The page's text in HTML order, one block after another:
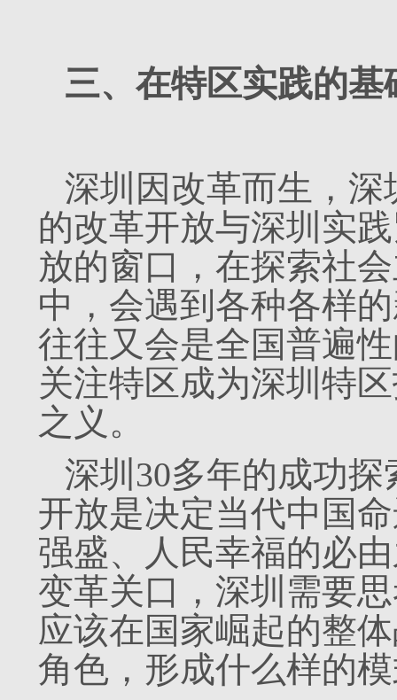
三、在特区实践的
深圳因改革而生，
的改革开放与深圳实
放的窗口，在探索社
中，会遇到各种各样
往往又会是全国普遍
关注特区成为深圳特
之义。
深圳30多年的成功
开放是决定当代中国
强盛、人民幸福的必
变革关口，深圳需要
应该在国家崛起的整
角色，形成什么样的